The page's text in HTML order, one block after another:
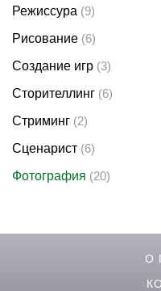
Режиссура (9)
Рисование (6)
Создание игр (3)
Сторителлинг (6)
Стриминг (2)
Сценарист (6)
Фотография (20)
О